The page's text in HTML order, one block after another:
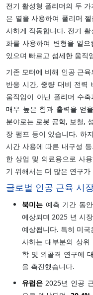
전기 활성형 폴리머의 두
은 열을 사용하여 폴리머
사하게 작동합니다. 전기
화를 사용하여 변형을 일
있으며 빠르고 섬세한 움직
기존 모터에 비해 인공 근
반응 시간, 중량 대비 전력
움직임이 아닌 폴리머 수
매우 높은 힘과 출력을 얻
분야로는 로봇 공학, 보철,
장 펌프 등이 있습니다. 하
시간 사용에 따른 내구성
한 상업 및 의료용으로 사
기 위해서는 더 많은 연구가
글로벌 인공 근육 시
북미는 예측 기간 동
예상되며 2025 년 시
예상됩니다. 특히 미
사하는 대부분의 상
학 및 외골격 연구에
을 촉진했습니다.
유럽은 2025년 인공